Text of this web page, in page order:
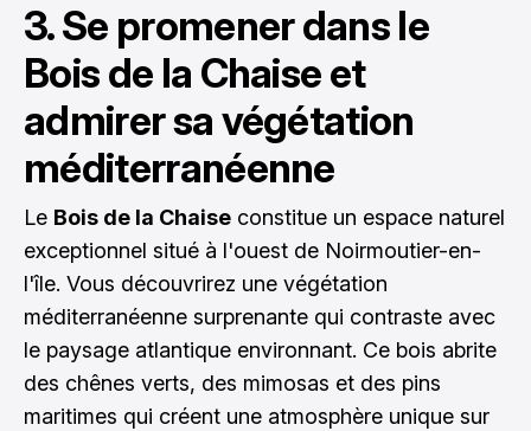
3. Se promener dans le
Bois de la Chaise et
admirer sa végétation
méditerranéenne
Le Bois de la Chaise constitue un espace naturel
exceptionnel situé à l'ouest de Noirmoutier-en-
l'île. Vous découvrirez une végétation
méditerranéenne surprenante qui contraste avec
le paysage atlantique environnant. Ce bois abrite
des chênes verts, des mimosas et des pins
maritimes qui créent une atmosphère unique sur